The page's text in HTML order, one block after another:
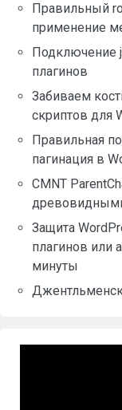
Правильный
применение
Подключение
плагинов
Забиваем
скриптов для
Правильная
пагинация в
CMNT
Защита
плагинов или
минуты